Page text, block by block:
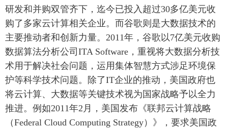
研发和并购双管齐下，迄今已投入超过30多亿美元收
购了多家云计算相关企业。而谷歌则是大数据技术的
主要推动者和创新力量。2011年，谷歌以7亿美元收购
数据算法分析公司ITA Software，重视将大数据分析技
术用于解决社会问题，运用集体智慧方式涉足环境保
护等科学技术问题。除了IT企业的推动，美国政府也
将云计算、大数据等关键技术视为国家战略予以全力
推进。例如2011年2月，美国发布《联邦云计算战略
（Federal Cloud Computing Strategy）》，要求美国政